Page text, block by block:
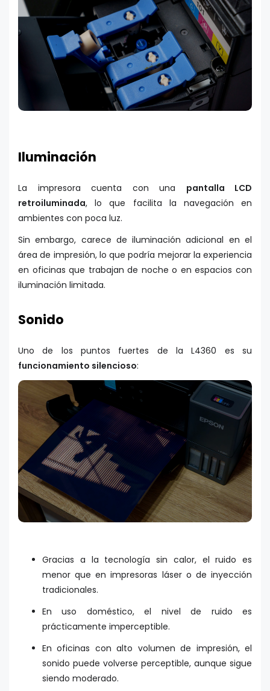
Iluminación
La impresora cuenta con una pantalla LCD
retroiluminada, lo que facilita la navegación en
ambientes con poca luz.
Sin embargo, carece de iluminación adicional en el
área de impresión, lo que podría mejorar la experiencia
en oficinas que trabajan de noche o en espacios con
iluminación limitada.
Sonido
Uno de los puntos fuertes de la L4360 es su
funcionamiento silencioso:
Gracias a la tecnología sin calor, el ruido es
menor que en impresoras láser o de inyección
tradicionales.
En uso doméstico, el nivel de ruido es
prácticamente imperceptible.
En oficinas con alto volumen de impresión, el
sonido puede volverse perceptible, aunque sigue
siendo moderado.